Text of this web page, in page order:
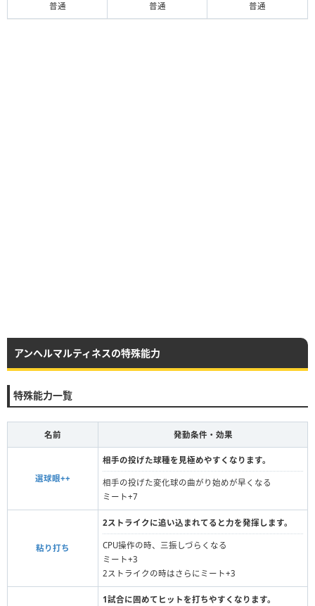
普通 普通 普通
アンヘルマルティネスの特殊能力
特殊能力一覧
名前 発動条件・効果
選球眼++
相手の投げた球種を見極めやすくなります。
相手の投げた変化球の曲がり始めが早くなる
ミート+7
粘り打ち
2ストライクに追い込まれてると力を発揮します。
CPU操作の時、三振しづらくなる
ミート+3
2ストライクの時はさらにミート+3
1試合に固めてヒットを打ちやすくなります。